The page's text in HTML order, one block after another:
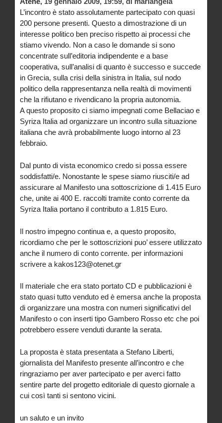
L’incontro è stato assolutamente partecipato con quasi
200 persone presenti. Questo a dimostrazione di un
interesse politico ben preciso rispetto ai processi che
stiamo vivendo. Non a caso le domande si sono
concentrate sull’editoria indipendente e a base
cooperativa, sull’analisi di quanto è successo e succede
in Grecia, sulla crisi della sinistra in Italia, sul nodo
politico della rappresentanza nella realtà di movimenti
che la rifiutano e rivendicano la propria autonomia.
A questo proposito ci siamo impegnati come Bellaciao e
Syriza Italia ad organizzare un incontro sulla situazione
italiana che avrà probabilmente luogo intorno al 23
febbraio.
Dal punto di vista economico credo si possa essere
soddisfatti/e. Nonostante le spese siamo riusciti/e ad
assicurare al Manifesto una sottoscrizione di 1.415 Euro
che, unite ai 400 E. raccolti tramite conto corrente da
Syriza Italia portano il contributo a 1.815 Euro.
Il nostro impegno continua e, a questo proposito,
ricordiamo che per le sottoscrizioni puo’ essere utilizzato
anche il numero di conto corrente. per informazioni
scrivere a kakos123@otenet.gr
Il materiale che era stato portato CD e pubblicazioni è
stato quasi tutto venduto ed è emersa anche la proposta
di organizzare una mostra con numeri significativi del
Manifesto o con inserti tipo Gambero Rosso etc che poi
potrebbero essere venduti durante la serata.
La proposta è stata presentata a Stefano Liberti,
giornalista del Manifesto presente all’incontro e che
ringraziamo per aver partecipato e per averci fatto
sentire parte del progetto editoriale di questo giornale a
cui così tanti si sentono vicini.
un saluto e un invito